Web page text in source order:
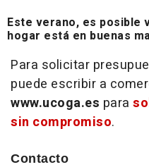
Este verano, es posible
hogar está en buenas
Para solicitar
puede escribir a
www.ucoga.es para
sin compromiso.
Contacto